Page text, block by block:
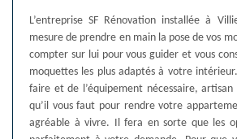
L’entreprise SF Rénovation installée à
mesure de prendre en main la pose de vos
compter sur lui pour vous guider et vous
moquettes les plus adaptés à votre
faire et de l’équipement nécessaire, artisan
qu’il vous faut pour rendre votre
agréable à vivre. Il fera en sorte que les